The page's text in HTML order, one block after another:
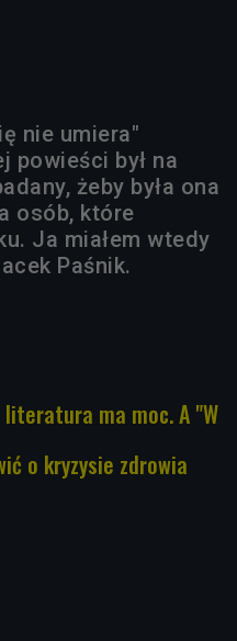
nie umiera"
powieści był na
żeby była ona
osób, które
Ja miałem wtedy
Paśnik.
literatura ma moc. A "W
o kryzysie zdrowia